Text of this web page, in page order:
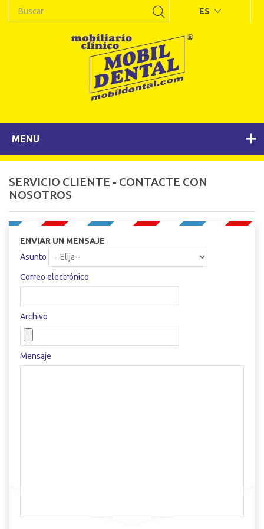
ES
MENU
SERVICIO CLIENTE - CONTACTE CON
NOSOTROS
ENVIAR UN MENSAJE
Asunto
Correo electrónico
Archivo
Mensaje